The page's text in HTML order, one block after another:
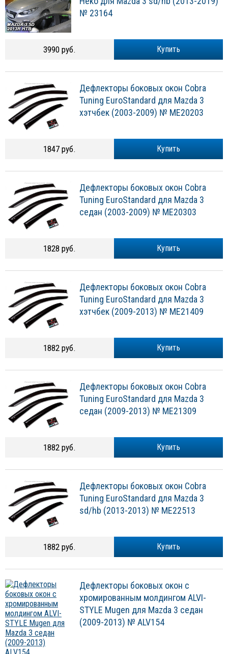
№ 23164
Купить
3990 руб.
Дефлекторы боковых окон Cobra
Tuning EuroStandard для Mazda 3
хэтчбек (2003-2009) № ME20203
Купить
1847 руб.
Дефлекторы боковых окон Cobra
Tuning EuroStandard для Mazda 3
седан (2003-2009) № ME20303
Купить
1828 руб.
Дефлекторы боковых окон Cobra
Tuning EuroStandard для Mazda 3
хэтчбек (2009-2013) № ME21409
Купить
1882 руб.
Дефлекторы боковых окон Cobra
Tuning EuroStandard для Mazda 3
седан (2009-2013) № ME21309
Купить
1882 руб.
Дефлекторы боковых окон Cobra
Tuning EuroStandard для Mazda 3
sd/hb (2013-2013) № ME22513
Купить
1882 руб.
Дефлекторы боковых окон c
хромированным молдингом ALVI-
STYLE Mugen для Mazda 3 седан
(2009-2013) № ALV154